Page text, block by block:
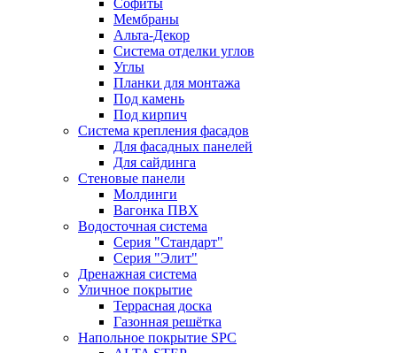
Софиты
Мембраны
Альта-Декор
Система отделки углов
Углы
Планки для монтажа
Под камень
Под кирпич
Система крепления фасадов
Для фасадных панелей
Для сайдинга
Стеновые панели
Молдинги
Вагонка ПВХ
Водосточная система
Серия "Стандарт"
Серия "Элит"
Дренажная система
Уличное покрытие
Террасная доска
Газонная решётка
Напольное покрытие SPC